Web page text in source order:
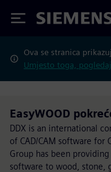
Siemens
Ova se stranica
Umjesto toga,
EasyWOOD
DDX is an international
of CAD/CAM software for
Group has been
software to wood, stone,